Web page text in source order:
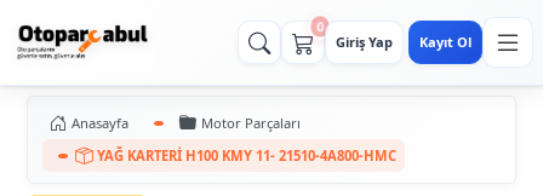
0
Giriş Yap Kayıt Ol
Anasayfa
Motor Parçaları
YAĞ KARTERİ H100 KMY 11- 21510-4A800-HMC